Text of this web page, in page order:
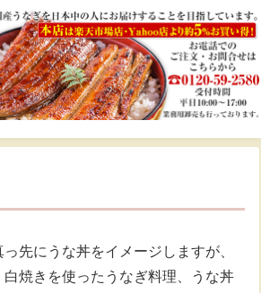
先にうな丼をイメージしますが、
白焼きを使ったうなぎ料理、うな丼